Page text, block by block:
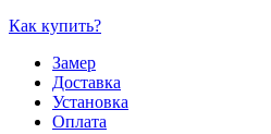
Как купить?
Замер
Доставка
Установка
Оплата